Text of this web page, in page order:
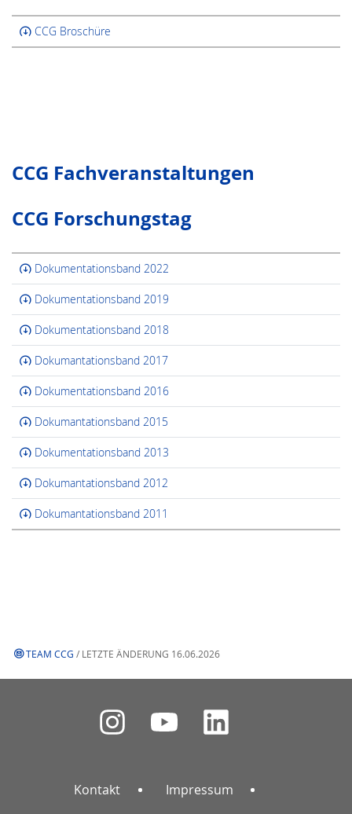
CCG Broschüre
CCG Fachveranstaltungen
CCG Forschungstag
Dokumentationsband 2022
Dokumentationsband 2019
Dokumentationsband 2018
Dokumantationsband 2017
Dokumentationsband 2016
Dokumantationsband 2015
Dokumentationsband 2013
Dokumantationsband 2012
Dokumantationsband 2011
TEAM CCG / LETZTE ÄNDERUNG 16.06.2026
Kontakt Impressum